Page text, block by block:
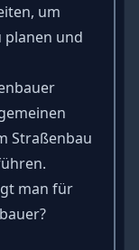
um
planen und
Straßenbau
man für